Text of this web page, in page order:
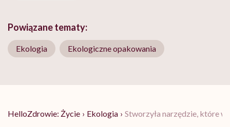
Powiązane tematy:
Ekologia Ekologiczne opakowania
HelloZdrowie: Życie › Ekologia › Stworzyła narzędzie, które